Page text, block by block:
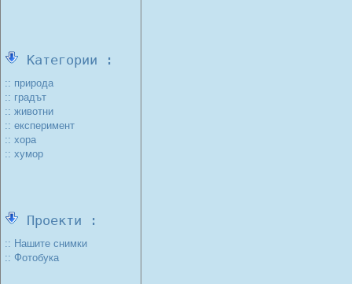
Категории :
:: природа
:: градът
:: животни
:: експеримент
:: хора
:: хумор
Проекти :
:: Нашите снимки
:: Фотобука